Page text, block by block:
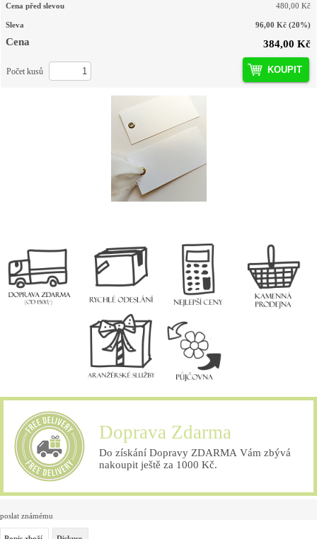
Cena před slevou 480,00 Kč
Sleva 96,00 Kč (20%)
Cena 384,00 Kč
KOUPIT
Počet kusů
Doprava Zdarma
Do získání Dopravy ZDARMA Vám zbývá
nakoupit ještě za 1000 Kč.
poslat známému